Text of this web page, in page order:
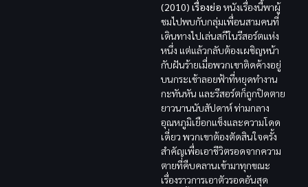
(2010) เรื่องย่อ หนังเรื่องนี้พาผู้
ชมไปพบกับกลุ่มเพื่อนสามคนที่
เดินทางไปเล่นสกีในรีสอร์ตแห่ง
หนึ่ง แต่แล้วกลับต้องเผชิญหน้า
กับฝันร้ายเมื่อพวกเขาติดค้างอยู่
บนกระเช้าลอยฟ้าที่หยุดทำงาน
กะทันหัน และรีสอร์ตก็ถูกปิดตาย
ยาวนานนับสัปดาห์ ท่ามกลาง
อุณหภูมิเยือกแข็งและความโดด
เดี่ยว พวกเขาต้องตัดสินใจครั้ง
สำคัญเพื่อเอาชีวิตรอดจากความ
ตายที่คืบคลานเข้ามาทุกขณะ
เรื่องราวการเอาตัวรอดอันสุด